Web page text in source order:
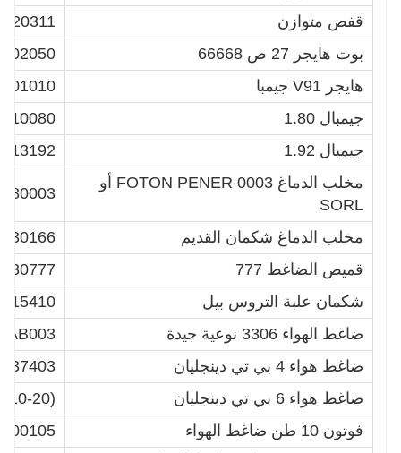
قفص متوازن
بوت هايجر 27 ص 66668
02050
هايجر V91 جيمبا
01010
جيمبال 1.80
جيمبال 1.92
مخلب الدماغ 0003 FOTON PENER أو
SORL
مخلب الدماغ شكمان القديم
قميص الضاغط 777
شكمان علبة التروس بيل
15410
ضاغط الهواء 3306 نوعية جيدة
ضاغط هواء 4 بي تي دينجليان
ضاغط هواء 6 بي تي دينجليان
20)
فوتون 10 طن ضاغط الهواء